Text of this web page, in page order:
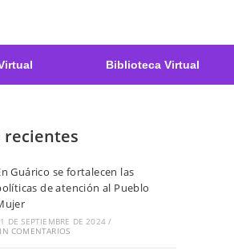
Biblioteca Virtual
recientes
Guárico se fortalecen las
de atención al Pueblo
DE SEPTIEMBRE DE 2024 /
COMENTARIOS